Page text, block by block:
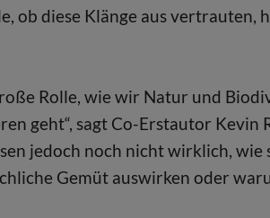
ob diese Klänge aus vertrauten,
Rolle, wie wir Natur und
geht“, sagt Co-Erstautor
jedoch noch nicht wirklich,
Gemüt auswirken oder